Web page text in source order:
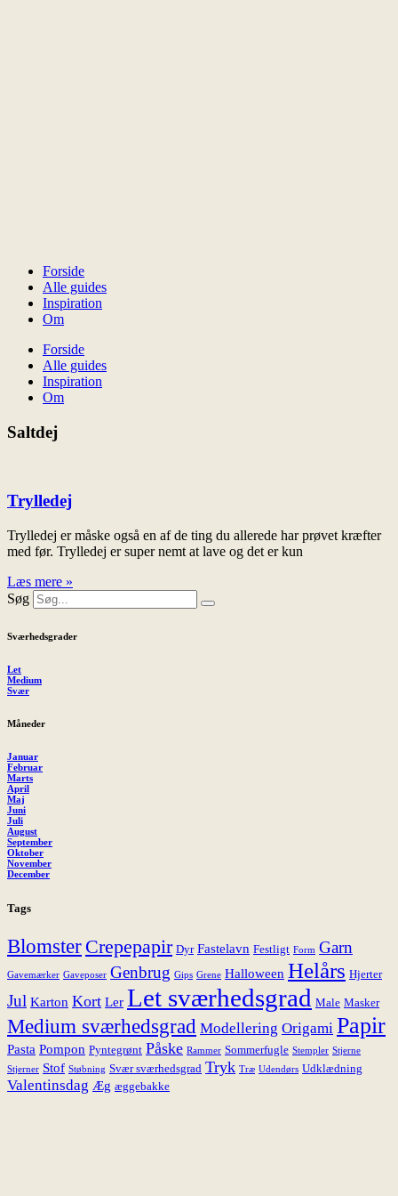
Forside
Alle guides
Inspiration
Om
Forside
Alle guides
Inspiration
Om
Saltdej
Trylledej
Trylledej er måske også en af de ting du allerede har prøvet kræfter
med før. Trylledej er super nemt at lave og det er kun
Læs mere »
Søg
Sværhedsgrader
Let
Medium
Svær
Måneder
Januar
Februar
Marts
April
Maj
Juni
Juli
August
September
Oktober
November
December
Tags
Blomster Crepepapir Dyr Fastelavn Festligt Form Garn
Gavemærker Gaveposer Genbrug Gips Grene Halloween Helårs Hjerter
Jul Karton Kort Ler Let sværhedsgrad Male Masker
Medium sværhedsgrad Modellering Origami Papir
Pasta Pompon Pyntegrønt Påske Rammer Sommerfugle Stempler Stjerne
Stjerner Stof Støbning Svær sværhedsgrad Tryk Træ Udendørs Udklædning
Valentinsdag Æg æggebakke